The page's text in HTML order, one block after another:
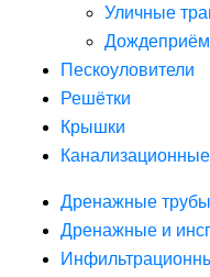
Уличные
Пескоуловители
Решётки
Крышки
Дренажные трубы
Дренажные и